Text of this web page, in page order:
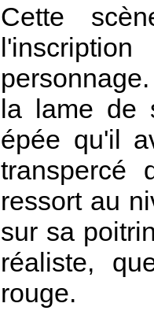
Cette
la lame de
épée qu'il
ressort au
sur sa
réaliste,
rouge.